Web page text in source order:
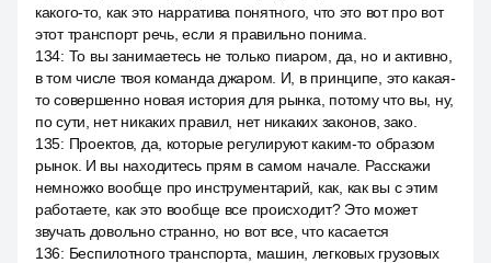
какого-то, как это нарратива понятного, что это вот про вот
этот транспорт речь, если я правильно понима.
134: То вы занимаетесь не только пиаром, да, но и активно,
в том числе твоя команда джаром. И, в принципе, это какая-
то совершенно новая история для рынка, потому что вы, ну,
по сути, нет никаких правил, нет никаких законов, зако.
135: Проектов, да, которые регулируют каким-то образом
рынок. И вы находитесь прям в самом начале. Расскажи
немножко вообще про инструментарий, как, как вы с этим
работаете, как это вообще все происходит? Это может
звучать довольно странно, но вот все, что касается
136: Беспилотного транспорта, машин, легковых грузовых